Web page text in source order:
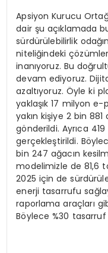
Apsiyon Kurucu
dair şu açıklamada
sürdürülebilirlik
niteliğindeki
inanıyoruz. Bu
devam ediyoruz.
azaltıyoruz. Öyle ki
yaklaşık 17 milyon
yakın kişiye 2 bin
gönderildi. Ayrıca
gerçekleştirildi.
bin 247 ağacın
modelimizle de 81,6
2025 için de
enerji tasarrufu
raporlama araçları
Böylece %30